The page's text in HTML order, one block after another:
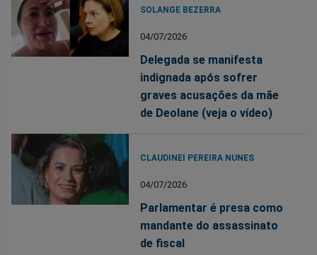
SOLANGE BEZERRA
04/07/2026
Delegada se manifesta
indignada após sofrer
graves acusações da mãe
de Deolane (veja o vídeo)
CLAUDINEI PEREIRA NUNES
04/07/2026
Parlamentar é presa como
mandante do assassinato
de fiscal